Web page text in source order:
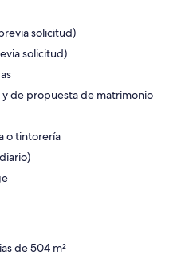
solicitud)
solicitud)
de propuesta de matrimonio
o tintorería
de 504 m²